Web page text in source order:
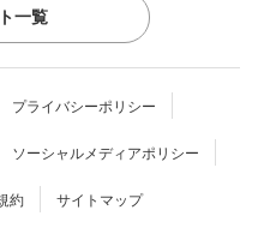
一覧
プライバシーポリシー
ソーシャルメディアポリシー
約 サイトマップ